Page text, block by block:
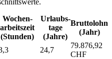
Wochen­
arbeitszeit
(Stunden)
Urlaubs­
tage
(Jahre)
Bruttolohn
(Jahr)
24,7
79.876,92
CHF